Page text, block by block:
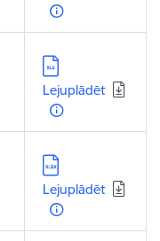
Lejupielādēt:
Lejuplādēt
Lejupielādēt:
Lejuplādēt